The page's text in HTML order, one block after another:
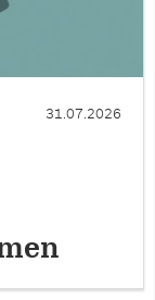
31.07.2026